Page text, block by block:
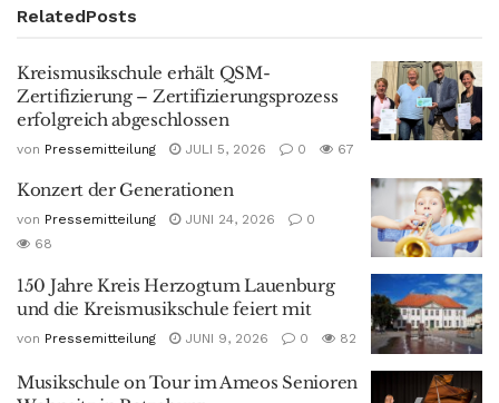
RelatedPosts
Kreismusikschule erhält QSM-
Zertifizierung – Zertifizierungsprozess
erfolgreich abgeschlossen
von Pressemitteilung JULI 5, 2026 0 67
Konzert der Generationen
von Pressemitteilung JUNI 24, 2026
0
68
150 Jahre Kreis Herzogtum Lauenburg
und die Kreismusikschule feiert mit
von Pressemitteilung JUNI 9, 2026 0 82
Musikschule on Tour im Ameos Senioren